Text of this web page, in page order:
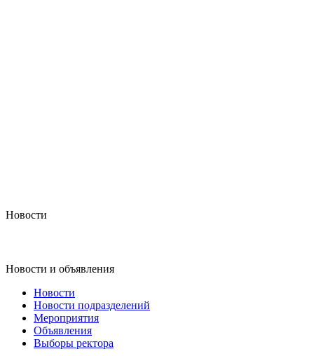
Новости
Новости и объявления
Новости
Новости подразделений
Мероприятия
Объявления
Выборы ректора